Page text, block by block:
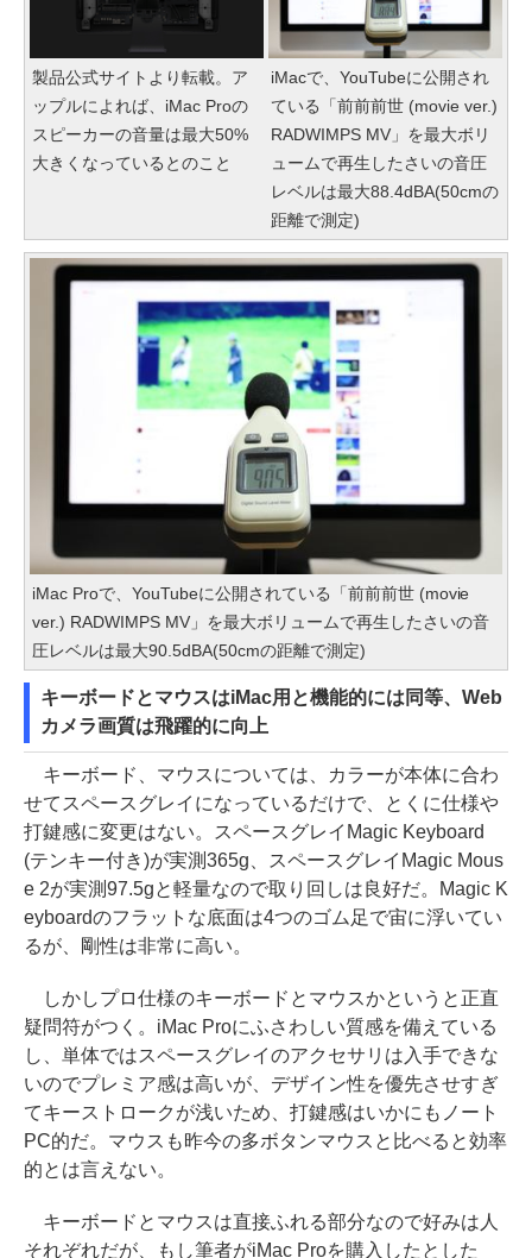
製品公式サイトより転載。ア
ップルによれば、iMac Proの
スピーカーの音量は最大50%
大きくなっているとのこと
iMacで、YouTubeに公開され
ている「前前前世 (movie ver.)
RADWIMPS MV」を最大ボリ
ュームで再生したさいの音圧
レベルは最大88.4dBA(50cmの
距離で測定)
iMac Proで、YouTubeに公開されている「前前前世 (movie
ver.) RADWIMPS MV」を最大ボリュームで再生したさいの音
圧レベルは最大90.5dBA(50cmの距離で測定)
キーボードとマウスはiMac用と機能的には同等、Web
カメラ画質は飛躍的に向上
キーボード、マウスについては、カラーが本体に合わ
せてスペースグレイになっているだけで、とくに仕様や
打鍵感に変更はない。スペースグレイMagic Keyboard
(テンキー付き)が実測365g、スペースグレイMagic Mous
e 2が実測97.5gと軽量なので取り回しは良好だ。Magic K
eyboardのフラットな底面は4つのゴム足で宙に浮いてい
るが、剛性は非常に高い。
しかしプロ仕様のキーボードとマウスかというと正直
疑問符がつく。iMac Proにふさわしい質感を備えている
し、単体ではスペースグレイのアクセサリは入手できな
いのでプレミア感は高いが、デザイン性を優先させすぎ
てキーストロークが浅いため、打鍵感はいかにもノート
PC的だ。マウスも昨今の多ボタンマウスと比べると効率
的とは言えない。
キーボードとマウスは直接ふれる部分なので好みは人
それぞれだが、もし筆者がiMac Proを購入したとした